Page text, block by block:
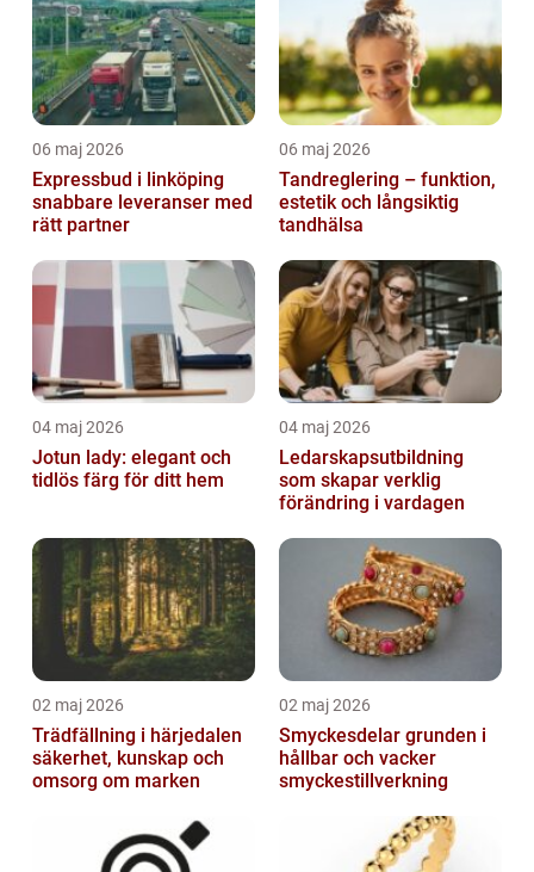
06 maj 2026
Expressbud i linköping
snabbare leveranser med
rätt partner
06 maj 2026
Tandreglering – funktion,
estetik och långsiktig
tandhälsa
04 maj 2026
Jotun lady: elegant och
tidlös färg för ditt hem
04 maj 2026
Ledarskapsutbildning
som skapar verklig
förändring i vardagen
02 maj 2026
Trädfällning i härjedalen
säkerhet, kunskap och
omsorg om marken
02 maj 2026
Smyckesdelar grunden i
hållbar och vacker
smyckestillverkning